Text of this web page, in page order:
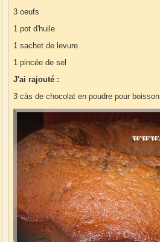
3 oeufs
1 pot d'huile
1 sachet de levure
1 pincée de sel
J'ai rajouté :
3 càs de chocolat en poudre pour boisson